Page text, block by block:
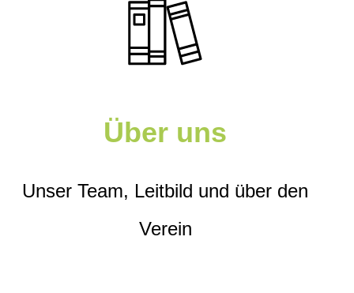
Über uns
Unser Team, Leitbild und über den
Verein